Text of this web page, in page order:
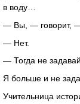
в воду…
— Вы, — говорит, —
— Нет.
— Тогда не
Я больше и не
Учительница